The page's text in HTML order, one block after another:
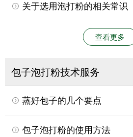
关于选用泡打粉的相关常识
查看更多
包子泡打粉技术服务
蒸好包子的几个要点
包子泡打粉的使用方法